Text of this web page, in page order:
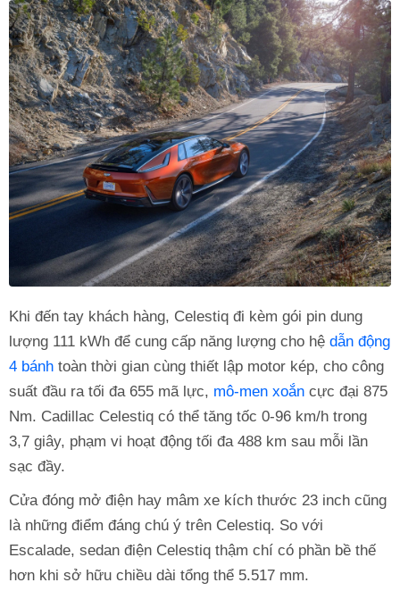
Khi đến tay khách hàng, Celestiq đi kèm gói pin dung
lượng 111 kWh để cung cấp năng lượng cho hệ dẫn động
4 bánh toàn thời gian cùng thiết lập motor kép, cho công
suất đầu ra tối đa 655 mã lực, mô-men xoắn cực đại 875
Nm. Cadillac Celestiq có thể tăng tốc 0-96 km/h trong
3,7 giây, phạm vi hoạt động tối đa 488 km sau mỗi lần
sạc đầy.
Cửa đóng mở điện hay mâm xe kích thước 23 inch cũng
là những điểm đáng chú ý trên Celestiq. So với
Escalade, sedan điện Celestiq thậm chí có phần bề thế
hơn khi sở hữu chiều dài tổng thể 5.517 mm.